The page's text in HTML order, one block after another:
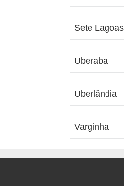
Sete Lagoas
Uberaba
Uberlândia
Varginha